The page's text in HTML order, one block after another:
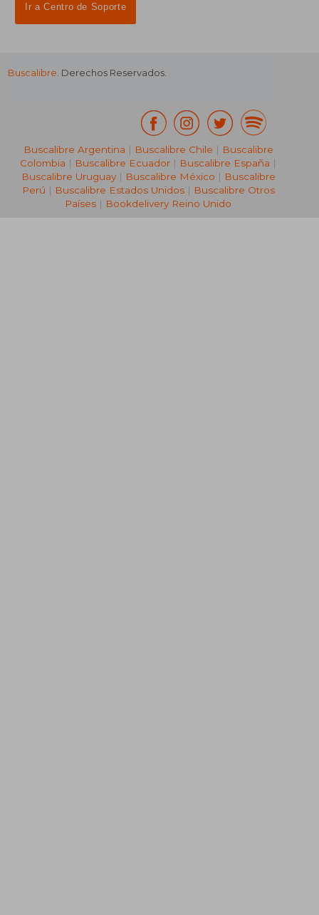
₡ 4.554
Ir a Centro de Soporte
Buscalibre. Derechos Reservados.
Buscalibre Argentina | Buscalibre Chile | Buscalibre
Colombia | Buscalibre Ecuador | Buscalibre España |
Buscalibre Uruguay| Buscalibre México | Buscalibre
Perú | Buscalibre Estados Unidos| Buscalibre Otros
Países | Bookdelivery Reino Unido